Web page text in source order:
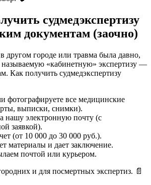
судмедэкспертизу
документам (заочно)
другом городе или травма была давно,
«кабинетную» экспертизу —
Как получить судмедэкспертизу
фотографируете все медицинские
выписки, снимки).
нашу электронную почту (с
заявкой).
(от 10 000 до 30 000 руб.).
материалы и дает заключение.
почтой или курьером.
и для посмертных экспертиз. 📄